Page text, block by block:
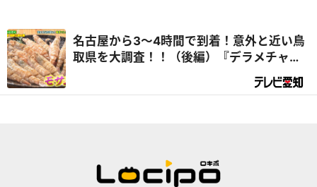
名古屋から3～4時間で到着！意外と近い鳥
取県を大調査！！（後編）『デラメチャ気